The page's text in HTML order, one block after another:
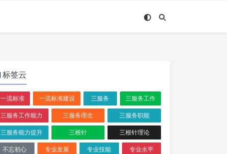
标签云
一流标准 一流标准建设 三服务
三服务工作
三服务工作能力
三服务理念
三服务职能
三服务能力提升
三根针
三根针理论
不忘初心
专业发展 专业技能
专业水平